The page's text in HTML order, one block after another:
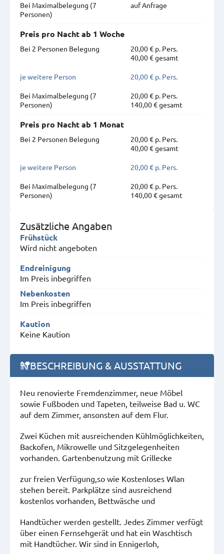
Bei Maximal­belegung (7
Personen)
auf Anfrage
Preis pro Nacht ab 1 Woche
Bei 2 Personen Belegung
20,00 € p. Pers.
40,00 € gesamt
je weitere Person 20,00 € p. Pers.
Bei Maximal­belegung (7
Personen)
20,00 € p. Pers.
140,00 € gesamt
Preis pro Nacht ab 1 Monat
Bei 2 Personen Belegung
20,00 € p. Pers.
40,00 € gesamt
je weitere Person 20,00 € p. Pers.
Bei Maximal­belegung (7
Personen)
20,00 € p. Pers.
140,00 € gesamt
Zusätzliche Angaben
Frühstück
Wird nicht angeboten
Endreinigung
Im Preis inbegriffen
Nebenkosten
Im Preis inbegriffen
Kaution
Keine Kaution
BESCHREIBUNG & AUSSTATTUNG
Neu renovierte Fremdenzimmer, neue Möbel
sowie Fußboden und Tapeten, teilweise Bad u. WC
auf dem Zimmer, ansonsten auf dem Flur.
Zwei Küchen mit ausreichenden Kühlmöglichkeiten,
Backofen, Mikrowelle und Sitzgelegenheiten
vorhanden. Gartenbenutzung mit Grillecke
zur freien Verfügung,so wie Kostenloses Wlan
stehen bereit. Parkplätze sind ausreichend
kostenlos vorhanden, Bettwäsche und
Handtücher werden gestellt. Jedes Zimmer verfügt
über einen Fernsehgerät und hat ein Waschtisch
mit Handtücher. Wir sind in Ennigerloh,